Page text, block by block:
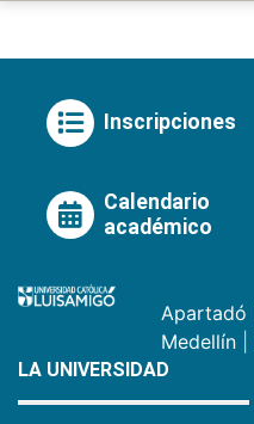
Inscripciones
Calendario
académico
Apartadó
Medellín
LA UNIVERSIDAD